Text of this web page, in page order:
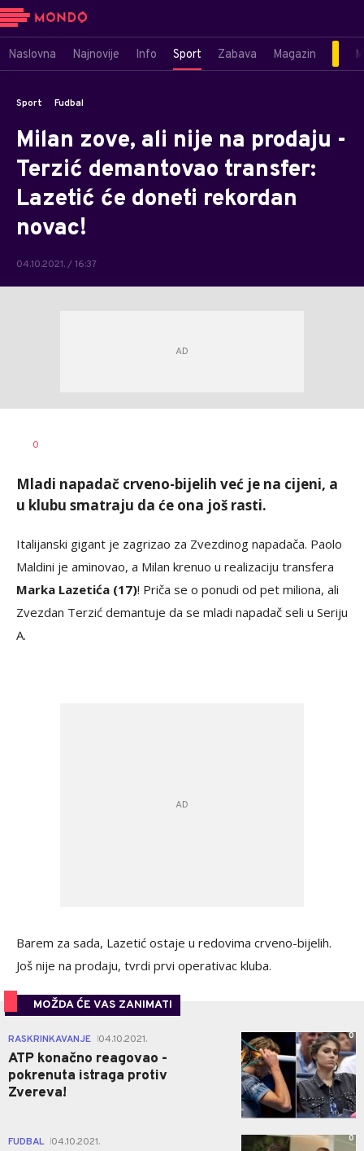
Naslovna Najnovije Info Sport Zabava Magazin
Sport Fudbal
Milan zove, ali nije na prodaju -
Terzić demantovao transfer:
Lazetić će doneti rekordan
novac!
04.10.2021. / 16:37
AUTOR
0
Mladi napadač crveno-bijelih već je na cijeni, a
u klubu smatraju da će ona još rasti.
Italijanski gigant je zagrizao za Zvezdinog napadača. Paolo
Maldini je aminovao, a Milan krenuo u realizaciju transfera
Marka Lazetića (17)! Priča se o ponudi od pet miliona, ali
Zvezdan Terzić demantuje da se mladi napadač seli u Seriju
A.
Barem za sada, Lazetić ostaje u redovima crveno-bijelih.
Još nije na prodaju, tvrdi prvi operativac kluba.
MOŽDA ĆE VAS ZANIMATI
RASKRINKAVANJE 04.10.2021.
ATP konačno reagovao -
pokrenuta istraga protiv
Zvereva!
0
FUDBAL 04.10.2021. 0